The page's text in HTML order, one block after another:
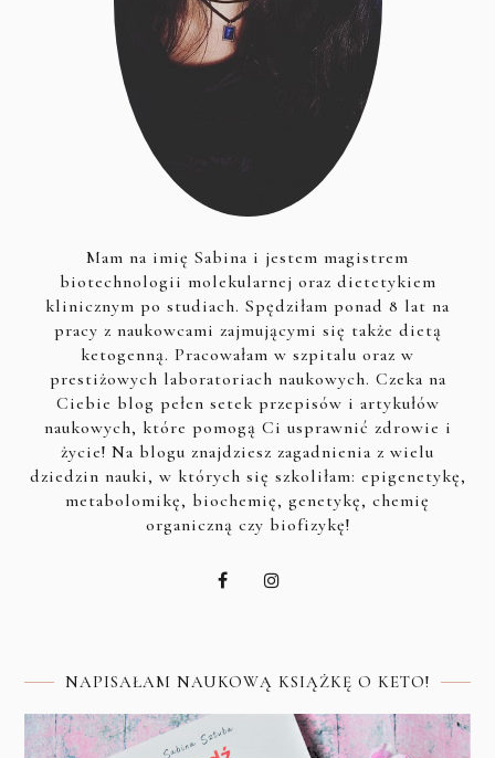
Mam na imię Sabina i jestem magistrem
biotechnologii molekularnej oraz dietetykiem
klinicznym po studiach. Spędziłam ponad 8 lat na
pracy z naukowcami zajmującymi się także dietą
ketogenną. Pracowałam w szpitalu oraz w
prestiżowych laboratoriach naukowych. Czeka na
Ciebie blog pełen setek przepisów i artykułów
naukowych, które pomogą Ci usprawnić zdrowie i
życie! Na blogu znajdziesz zagadnienia z wielu
dziedzin nauki, w których się szkoliłam: epigenetykę,
metabolomikę, biochemię, genetykę, chemię
organiczną czy biofizykę!
NAPISAŁAM NAUKOWĄ KSIĄŻKĘ O KETO!